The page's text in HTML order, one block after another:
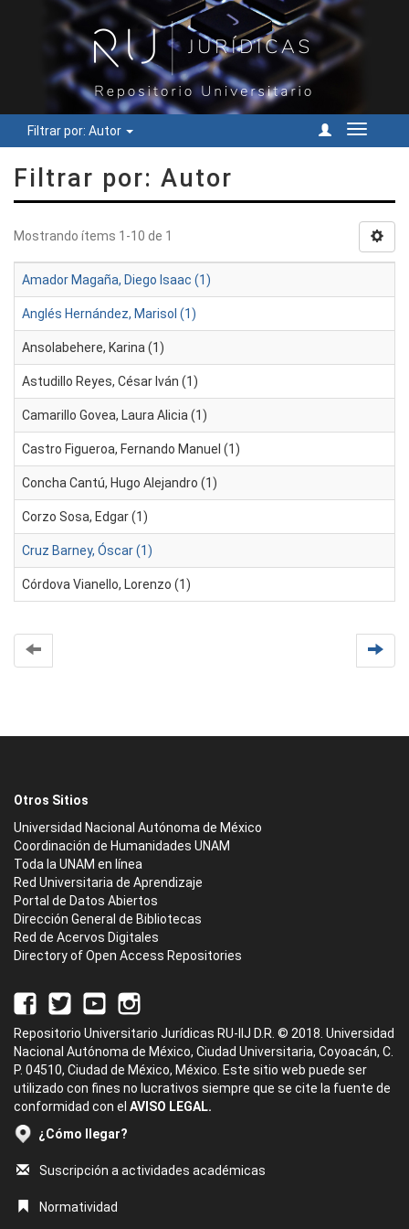
Filtrar por: Autor
Cambiar
Filtrar por: Autor
Mostrando ítems 1-10 de 1
Amador Magaña, Diego Isaac (1)
Anglés Hernández, Marisol (1)
Ansolabehere, Karina (1)
Astudillo Reyes, César Iván (1)
Camarillo Govea, Laura Alicia (1)
Castro Figueroa, Fernando Manuel (1)
Concha Cantú, Hugo Alejandro (1)
Corzo Sosa, Edgar (1)
Cruz Barney, Óscar (1)
Córdova Vianello, Lorenzo (1)
Otros Sitios
Universidad Nacional Autónoma de México
Coordinación de Humanidades UNAM
Toda la UNAM en línea
Red Universitaria de Aprendizaje
Portal de Datos Abiertos
Dirección General de Bibliotecas
Red de Acervos Digitales
Directory of Open Access Repositories
Repositorio Universitario Jurídicas RU-IIJ D.R. © 2018. Universidad
Nacional Autónoma de México, Ciudad Universitaria, Coyoacán, C.
P. 04510, Ciudad de México, México. Este sitio web puede ser
utilizado con fines no lucrativos siempre que se cite la fuente de
conformidad con el AVISO LEGAL.
¿Cómo llegar?
Suscripción a actividades académicas
Normatividad